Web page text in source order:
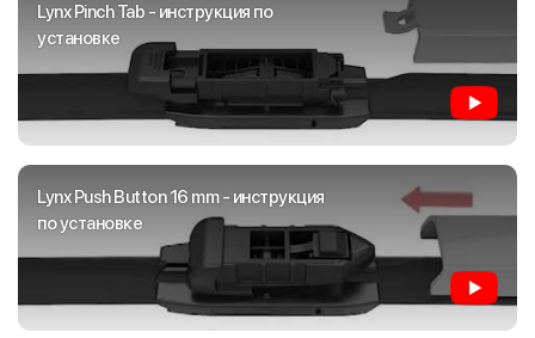
Lynx Pinch Tab - инструкция по
установке
Lynx Push Button 16 mm - инструкция
по установке